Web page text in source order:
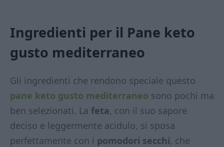
Ingredienti per il Pane keto
gusto mediterraneo
Gli ingredienti che rendono speciale questo
pane keto gusto mediterraneo sono pochi ma
ben selezionati. La feta, con il suo sapore
deciso e leggermente acidulo, si sposa
perfettamente con i pomodori secchi, che